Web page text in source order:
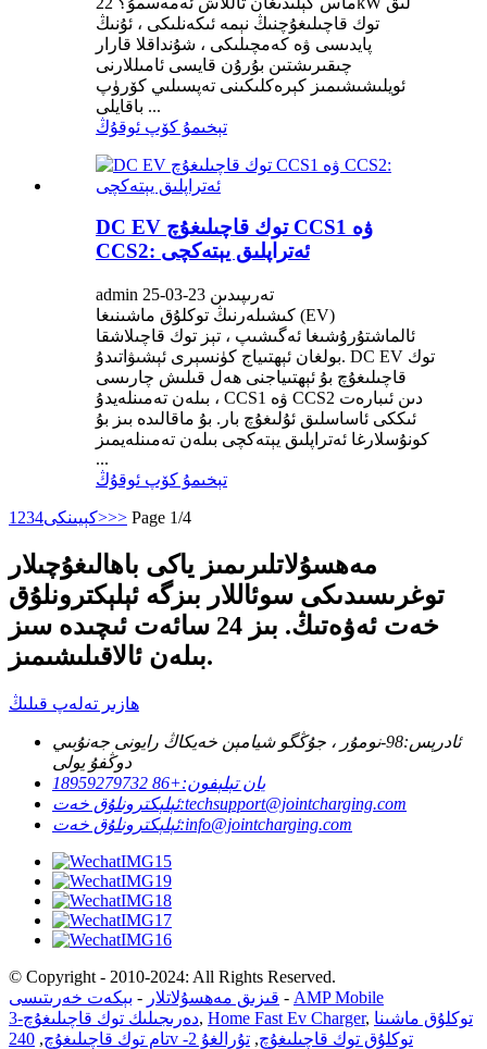
توك قاچىلىغۇچنىڭ نېمە ئىكەنلىكى ، ئۇنىڭ
پايدىسى ۋە كەمچىلىكى ، شۇنداقلا قارار
چىقىرىشتىن بۇرۇن قايسى ئامىللارنى
ئويلىشىشىمىز كېرەكلىكىنى تەپسىلىي كۆرۈپ
باقايلى ...
تېخىمۇ كۆپ ئوقۇڭ
DC EV توك قاچىلىغۇچ CCS1 ۋە
CCS2: ئەتراپلىق يېتەكچى
admin تەرىپىدىن 23-03-25
كىشىلەرنىڭ توكلۇق ماشىنىغا (EV)
ئالماشتۇرۇشىغا ئەگىشىپ ، تېز توك قاچىلاشقا
بولغان ئېھتىياج كۈنسېرى ئېشىۋاتىدۇ. DC EV توك
قاچىلىغۇچ بۇ ئېھتىياجنى ھەل قىلىش چارىسى
بىلەن تەمىنلەيدۇ ، CCS1 ۋە CCS2 دىن ئىبارەت
ئىككى ئاساسلىق ئۇلىغۇچ بار. بۇ ماقالىدە بىز بۇ
كونۇسلارغا ئەتراپلىق يېتەكچى بىلەن تەمىنلەيمىز
...
تېخىمۇ كۆپ ئوقۇڭ
1 234 كېيىنكى>>> Page 1/4
مەھسۇلاتلىرىمىز ياكى باھالىغۇچىلار
توغرىسىدىكى سوئاللار بىزگە ئېلېكترونلۇق
خەت ئەۋەتىڭ. بىز 24 سائەت ئىچىدە سىز
بىلەن ئالاقىلىشىمىز.
ھازىر تەلەپ قىلىڭ
ئادرېس:
98-نومۇر ، جۇڭگو شيامېن خەيكاڭ رايونى جەنۇبىي
دوڭفۇ يولى
يان تېلېفون:+86 18959279732
ئېلېكترونلۇق خەت:techsupport@jointcharging.com
ئېلېكترونلۇق خەت:info@jointcharging.com
© Copyright - 2010-2024: All Rights Reserved.
قىزىق مەھسۇلاتلار - بېكەت خەرىتىسى - AMP Mobile
3-دەرىجىلىك توك قاچىلىغۇچ, Home Fast Ev Charger, توكلۇق ماشىنا
تام توك قاچىلىغۇچ, 240v توكلۇق توك قاچىلىغۇچ,
تۇرالغۇ 2-